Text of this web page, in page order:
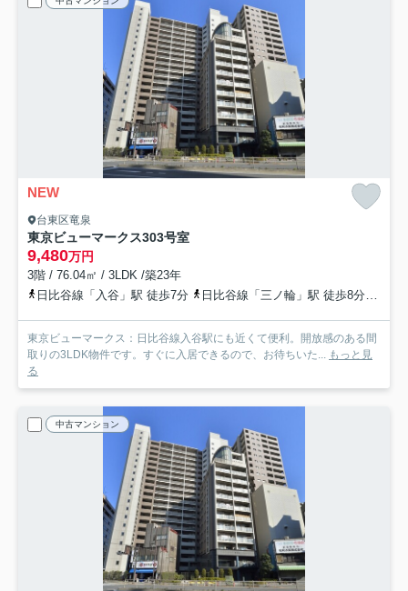
NEW
台東区竜泉
東京ビューマークス303号室
9,480万円
3階 / 76.04㎡ / 3LDK /築23年
日比谷線「入谷」駅 徒歩7分
日比谷線「三ノ輪」駅 徒歩8分
東京ビューマークス：日比谷線入谷駅にも近くて便利。開放感のある間
取りの3LDK物件です。すぐに入居できるので、お待ちいた... もっと見
る
中古マンション